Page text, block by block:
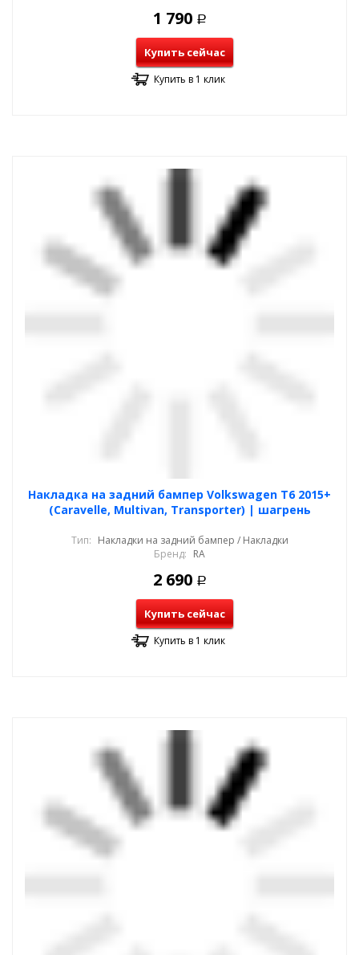
1 790 Р
Купить сейчас
Купить в 1 клик
Накладка на задний бампер Volkswagen T6 2015+
(Caravelle, Multivan, Transporter) | шагрень
Тип: Накладки на задний бампер / Накладки
Бренд: RA
2 690 Р
Купить сейчас
Купить в 1 клик